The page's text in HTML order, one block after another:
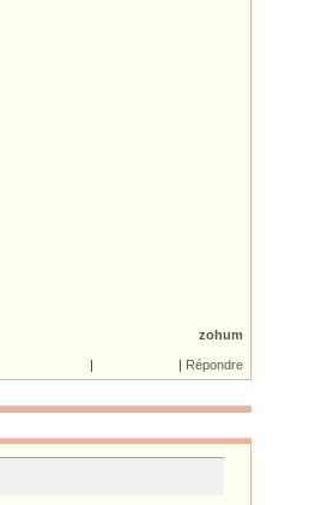
zohum
| | Répondre